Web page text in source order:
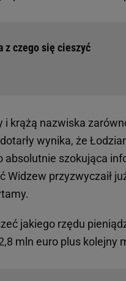
z czego się cieszyć
i krążą nazwiska
wynika, że
absolutnie szokująca
Widzew przyzwyczaił
jakiego rzędu
mln euro plus kolejny